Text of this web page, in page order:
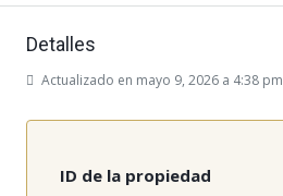
Detalles
Actualizado en mayo 9, 2026 a 4:38 pm
ID de la propiedad